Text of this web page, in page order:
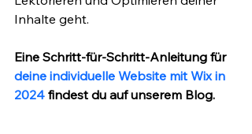
Inhalte geht.
Eine Schritt-für-Schritt-Anleitung für
deine individuelle Website mit Wix in
2024 findest du auf unserem Blog.